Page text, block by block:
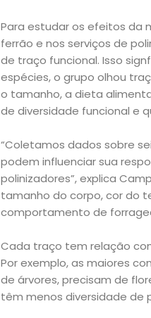
Início
Academia
Beleza
Bora
lá!
Casa
Para estudar os efeitos da
ferrão e nos serviços de
de traço funcional. Isso
espécies, o grupo olhou
o tamanho, a dieta
de diversidade funcional e
“Coletamos dados sobre
podem influenciar sua
polinizadores”, explica
tamanho do corpo, cor do
comportamento de
Cada traço tem relação
Por exemplo, as maiores
de árvores, precisam de
têm menos diversidade de